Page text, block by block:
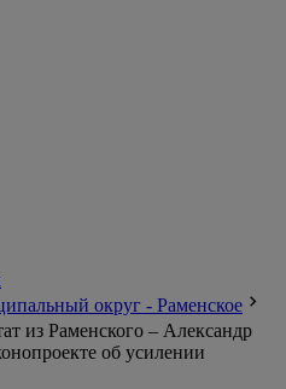
округ - Раменское
из Раменского – Александр
об усилении